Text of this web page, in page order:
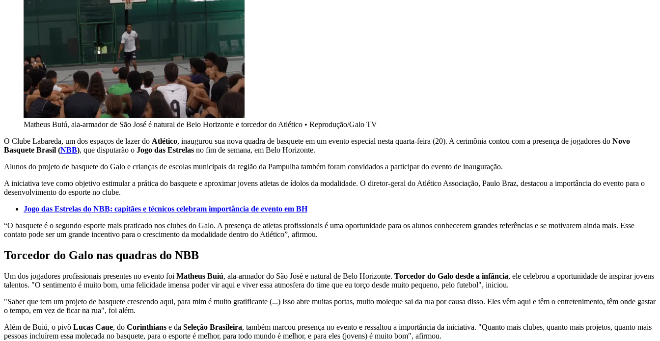
Matheus Buiú, ala-armador de São José é natural de Belo Horizonte e torcedor do Atlético • Reprodução/Galo TV
O Clube Labareda, um dos espaços de lazer do Atlético, inaugurou sua nova quadra de basquete em um evento especial nesta quarta-feira (20). A cerimônia contou com a presença de jogadores do Novo
Basquete Brasil (NBB), que disputarão o Jogo das Estrelas no fim de semana, em Belo Horizonte.
Alunos do projeto de basquete do Galo e crianças de escolas municipais da região da Pampulha também foram convidados a participar do evento de inauguração.
A iniciativa teve como objetivo estimular a prática do basquete e aproximar jovens atletas de ídolos da modalidade. O diretor-geral do Atlético Associação, Paulo Braz, destacou a importância do evento para o
desenvolvimento do esporte no clube.
Jogo das Estrelas do NBB: capitães e técnicos celebram importância de evento em BH
“O basquete é o segundo esporte mais praticado nos clubes do Galo. A presença de atletas profissionais é uma oportunidade para os alunos conhecerem grandes referências e se motivarem ainda mais. Esse
contato pode ser um grande incentivo para o crescimento da modalidade dentro do Atlético”, afirmou.
Torcedor do Galo nas quadras do NBB
Um dos jogadores profissionais presentes no evento foi Matheus Buiú, ala-armador do São José e natural de Belo Horizonte. Torcedor do Galo desde a infância, ele celebrou a oportunidade de inspirar jovens
talentos. "O sentimento é muito bom, uma felicidade imensa poder vir aqui e viver essa atmosfera do time que eu torço desde muito pequeno, pelo futebol", iniciou.
"Saber que tem um projeto de basquete crescendo aqui, para mim é muito gratificante (...) Isso abre muitas portas, muito moleque sai da rua por causa disso. Eles vêm aqui e têm o entretenimento, têm onde gastar
o tempo, em vez de ficar na rua", foi além.
Além de Buiú, o pivô Lucas Caue, do Corinthians e da Seleção Brasileira, também marcou presença no evento e ressaltou a importância da iniciativa. "Quanto mais clubes, quanto mais projetos, quanto mais
pessoas incluírem essa molecada no basquete, para o esporte é melhor, para todo mundo é melhor, e para eles (jovens) é muito bom", afirmou.